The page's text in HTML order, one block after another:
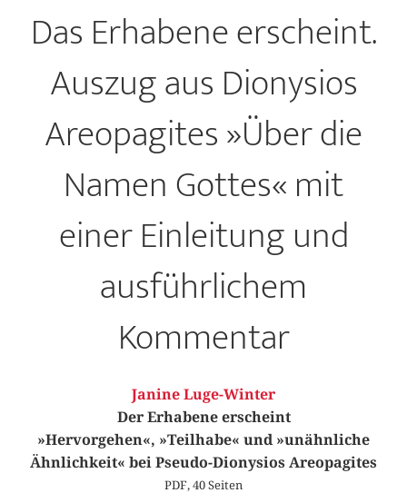
Das Erhabene erscheint.
Auszug aus Dionysios
Areopagites »Über die
Namen Gottes« mit
einer Einleitung und
ausführlichem
Kommentar
Janine Luge-Winter
Der Erhabene erscheint
»Hervorgehen«, »Teilhabe« und »unähnliche
Ähnlichkeit« bei Pseudo-Dionysios Areopagites
PDF, 40 Seiten